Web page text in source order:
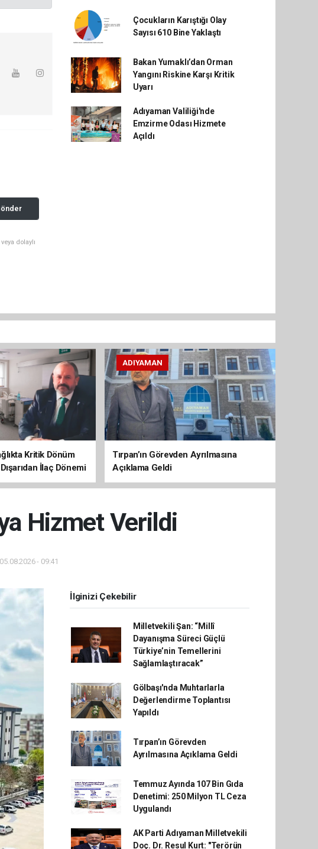
dolaylı
Çocukların Karıştığı Olay
Sayısı 610 Bine Yaklaştı
Bakan Yumaklı’dan Orman
Yangını Riskine Karşı Kritik
Uyarı
Adıyaman Valiliği'nde
Emzirme Odası Hizmete
Açıldı
Kritik Dönüm
İlaç Dönemi
ADIYAMAN
Tırpan’ın Görevden Ayrılmasına
Açıklama Geldi
Hizmet Verildi
- 09:41
İlginizi Çekebilir
Milletvekili Şan: “Millî
Dayanışma Süreci Güçlü
Türkiye’nin Temellerini
Sağlamlaştıracak”
Gölbaşı'nda Muhtarlarla
Değerlendirme Toplantısı
Yapıldı
Tırpan’ın Görevden
Ayrılmasına Açıklama Geldi
Temmuz Ayında 107 Bin Gıda
Denetimi: 250 Milyon TL Ceza
Uygulandı
AK Parti Adıyaman Milletvekili
Doç. Dr. Resul Kurt: "Terörün